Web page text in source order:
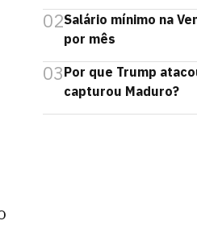
02Salário mínimo na
por mês
03Por que Trump
capturou Maduro?